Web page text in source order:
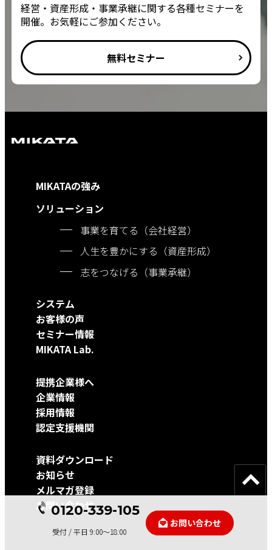
0120-339-105
受付 / 平日 9:00～18:00
お問い合わせ
経営・資産形成・事業承継に関する各種セミナーを
開催。お気軽にご参加ください。
無料セミナー
MIKATAの強み
ソリューション
事業を育てる（会社経営）
人生を豊かにする（資産形成）
志をつなげる（事業承継）
システム
お客様の声
セミナー情報
MIKATA Lab.
提携企業様へ
企業情報
採用情報
認定支援機関
資料ダウンロード
お知らせ
メルマガ登録
お問い合わせ